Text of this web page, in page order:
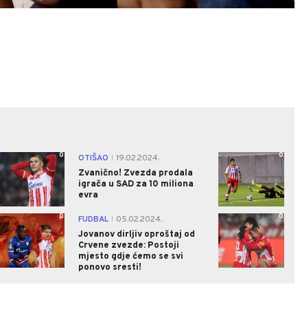
0 OTIŠAO
19.02.2024.
Zvanično! Zvezda prodala
igrača u SAD za 10 miliona
evra
0
0 FUDBAL
05.02.2024.
Jovanov dirljiv oproštaj od
Crvene zvezde: Postoji
mjesto gdje ćemo se svi
ponovo sresti!
0